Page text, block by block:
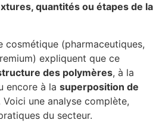
quantités ou étapes de la
cosmétique (pharmaceutiques,
expliquent que ce
des polymères, à la
encore à la superposition de
Voici une analyse complète,
du secteur.